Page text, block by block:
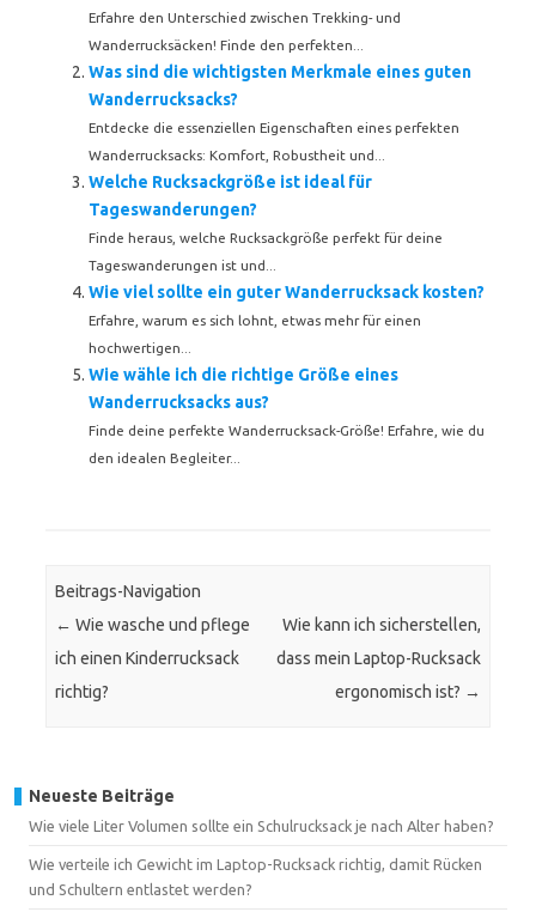
Erfahre den Unterschied zwischen Trekking- und
Wanderrucksäcken! Finde den perfekten...
Was sind die wichtigsten Merkmale eines guten
Wanderrucksacks?
Entdecke die essenziellen Eigenschaften eines perfekten
Wanderrucksacks: Komfort, Robustheit und...
Welche Rucksackgröße ist ideal für
Tageswanderungen?
Finde heraus, welche Rucksackgröße perfekt für deine
Tageswanderungen ist und...
Wie viel sollte ein guter Wanderrucksack kosten?
Erfahre, warum es sich lohnt, etwas mehr für einen
hochwertigen...
Wie wähle ich die richtige Größe eines
Wanderrucksacks aus?
Finde deine perfekte Wanderrucksack-Größe! Erfahre, wie du
den idealen Begleiter...
Beitrags-Navigation
← Wie wasche und pflege
ich einen Kinderrucksack
richtig?
Wie kann ich sicherstellen,
dass mein Laptop-Rucksack
ergonomisch ist? →
Neueste Beiträge
Wie viele Liter Volumen sollte ein Schulrucksack je nach Alter haben?
Wie verteile ich Gewicht im Laptop-Rucksack richtig, damit Rücken
und Schultern entlastet werden?